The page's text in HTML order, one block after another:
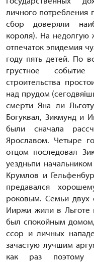
личного потребления
сбор доверяли
короля). На недолгую
отпечаток эпидемия
году пять детей. По
грустное
строительства
над прудом
смерти Яна ли
Богуквал, Зикмунд и
были сначала
Ярославом. Четыре
отцом последовал
уездньпи
Крумлов и
предавался
роковым. Семьи двух
Ииржи жили в Льготе
был спокойным
ссор и личных
зачастую лучшим
как раз поэтому